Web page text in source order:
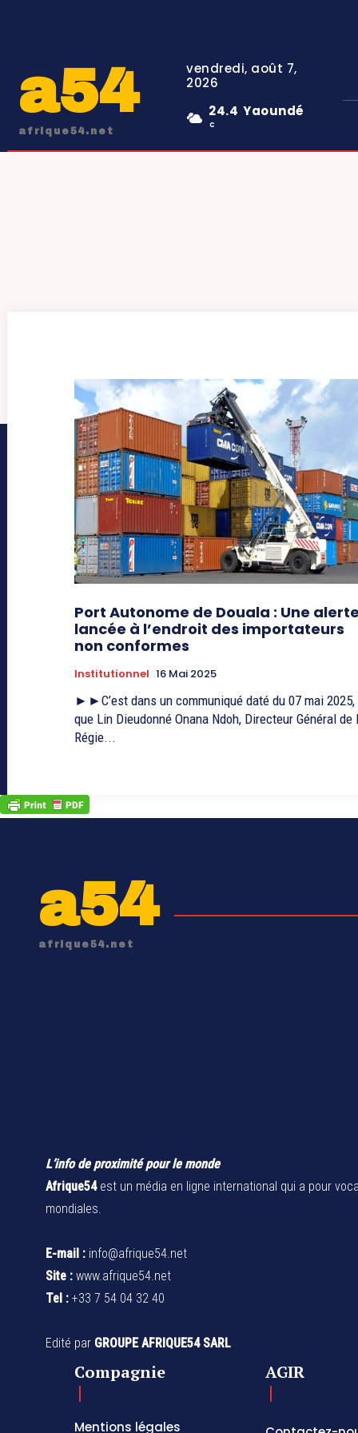
a54
afrique54.net
vendredi, août 7,
2026
24.4
C
Yaoundé
Port Autonome de Douala : Une
lancée à l’endroit des importateurs
non conformes
Institutionnel 16 Mai 2025
►►C’est dans un communiqué daté du 07 mai 2025,
que Lin Dieudonné Onana Ndoh, Directeur Général de
Régie...
a54
afrique54.net
L’info de proximité pour le monde
Afrique54est un média en ligne international qui a pour
mondiales.
E-mail : info@afrique54.net
Site : www.afrique54.net
Tel : +33 7 54 04 32 40
Edité par GROUPE AFRIQUE54 SARL
Compagnie
Mentions légales
AGIR